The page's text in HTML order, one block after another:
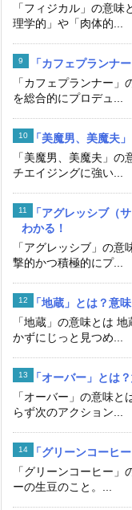
「フィジカル」の意
理学的」や「肉体的...
「カフェプランナ
「カフェプランナー
を総合的にプロデュ...
「美魔男、美魔夫
「美魔男、美魔夫」
チエイジングに強い...
「アグレッシブ（
わかる！
「アグレッシブ」の
撃的かつ積極的にプ...
「地蔵」とは？意
「地蔵」の意味とは
かずにじっと見つめ...
「オーバー」とは
「オーバー」の意味
らず次のアクション...
「グリーンコーヒ
「グリーンコーヒー
ーの生豆のこと。...